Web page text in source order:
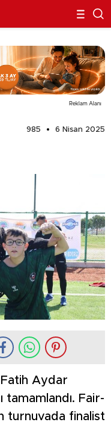
Reklam Alanı
985
6 Nisan 2025
Fatih Aydar
Fair-
turnuvada finalist